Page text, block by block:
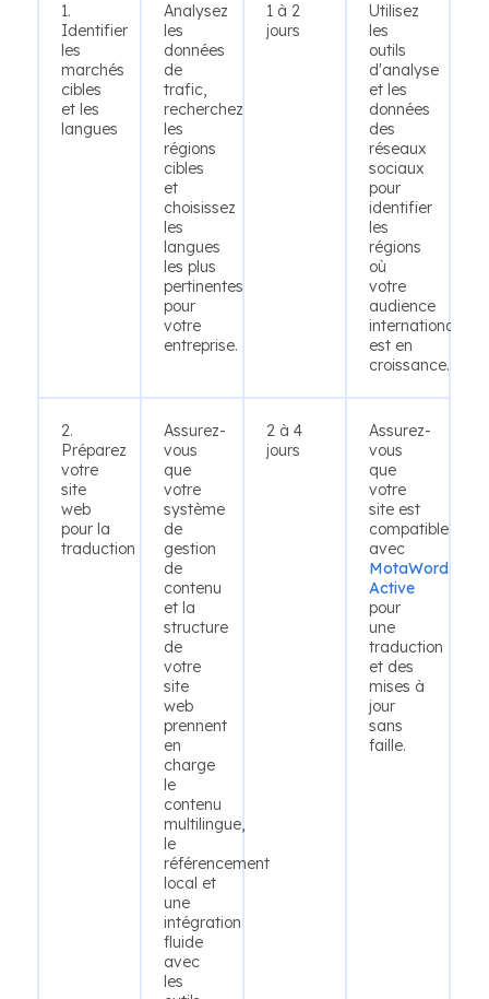
1.
Identifier
les
marchés
cibles
et les
langues
Analysez
les
données
de
trafic,
recherchez
les
régions
cibles
et
choisissez
les
langues
les plus
pertinentes
pour
votre
entreprise.
1 à 2
jours
Utilisez
les
outils
d'analyse
et les
données
des
réseaux
sociaux
pour
identifier
les
régions
où
votre
audience
internationale
est en
croissance.
2.
Préparez
votre
site
web
pour la
traduction
Assurez-
vous
que
votre
système
de
gestion
de
contenu
et la
structure
de
votre
site
web
prennent
en
charge
le
contenu
multilingue,
le
référencement
local et
une
intégration
fluide
avec
les
2 à 4
jours
Assurez-
vous
que
votre
site est
compatible
avec
MotaWord
Active
pour
une
traduction
et des
mises à
jour
sans
faille.